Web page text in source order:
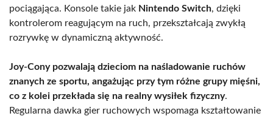
pociągająca. Konsole takie jak Nintendo Switch, dzięki
kontrolerom reagującym na ruch, przekształcają zwykłą
rozrywkę w dynamiczną aktywność.
Joy-Cony pozwalają dzieciom na naśladowanie ruchów
znanych ze sportu, angażując przy tym różne grupy mięśni,
co z kolei przekłada się na realny wysiłek fizyczny.
Regularna dawka gier ruchowych wspomaga kształtowanie